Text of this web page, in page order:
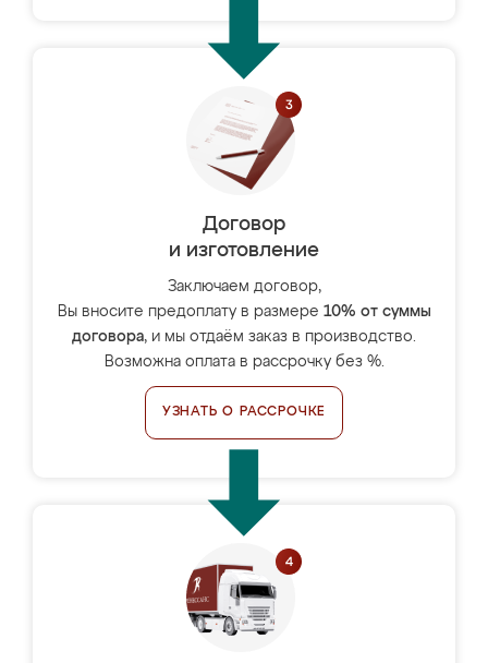
Договор
и изготовление
Заключаем договор,
Вы вносите предоплату в размере 10% от суммы
договора, и мы отдаём заказ в производство.
Возможна оплата в рассрочку без %.
УЗНАТЬ О РАССРОЧКЕ